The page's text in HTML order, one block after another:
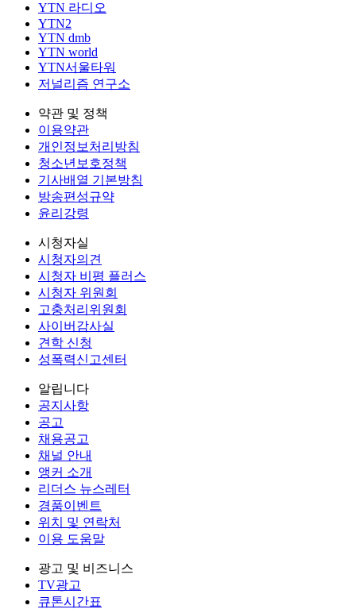
YTN 라디오
YTN2
YTN dmb
YTN world
YTN서울타워
저널리즘 연구소
약관 및 정책
이용약관
개인정보처리방침
청소년보호정책
기사배열 기본방침
방송편성규약
윤리강령
시청자실
시청자의견
시청자 비평 플러스
시청자 위원회
고충처리위원회
사이버감사실
견학 신청
성폭력신고센터
알립니다
공지사항
공고
채용공고
채널 안내
앵커 소개
리더스 뉴스레터
경품이벤트
위치 및 연락처
이용 도움말
광고 및 비즈니스
TV광고
큐톤시간표